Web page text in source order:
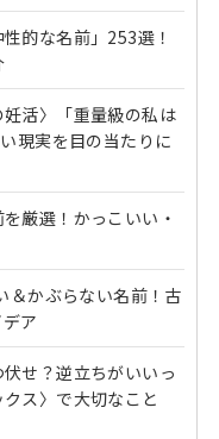
的な名前」253選！
妊活〉「重量級の私は
現実を目の当たりに
厳選！かっこいい・
＆かぶらない名前！古
ア
せ？逆立ちがいいっ
ス〉で大切なこと